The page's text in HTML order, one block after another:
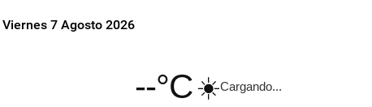
Viernes 7 Agosto 2026
--°C☀️Cargando...